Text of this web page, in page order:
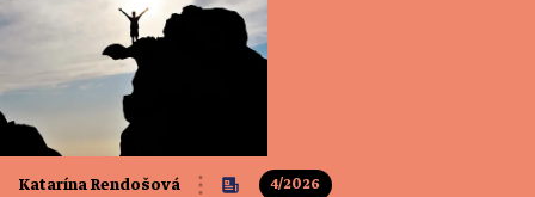
Katarína Rendošová 4/2026